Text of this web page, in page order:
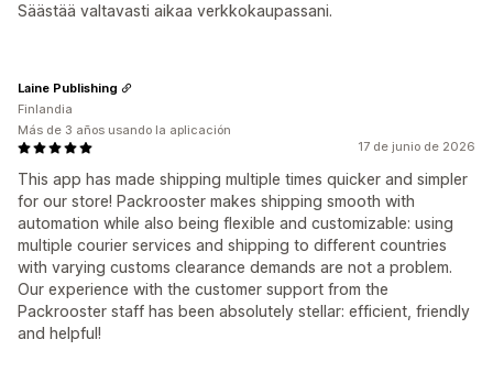
Säästää valtavasti aikaa verkkokaupassani.
17 de junio de 2026
This app has made shipping multiple times quicker and simpler
for our store! Packrooster makes shipping smooth with
automation while also being flexible and customizable: using
multiple courier services and shipping to different countries
with varying customs clearance demands are not a problem.
Our experience with the customer support from the
Packrooster staff has been absolutely stellar: efficient, friendly
and helpful!
Laine Publishing
Finlandia
Más de 3 años usando la aplicación